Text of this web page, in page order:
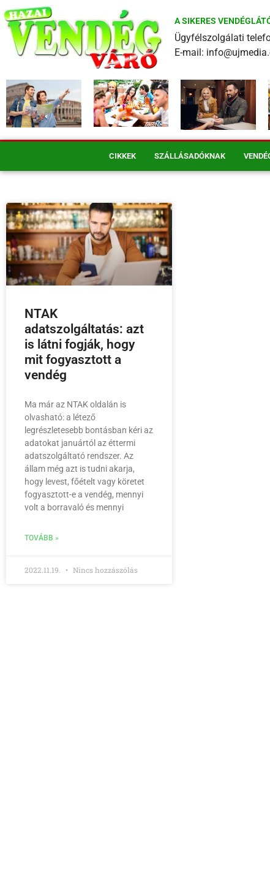
A SIKERES
Ügyfélszolgálati
E-mail:
CIKKEK SZÁLLÁSADÓKNAK
NTAK
adatszolgáltatás: azt
is látni fogják, hogy
mit fogyasztott a
vendég
Ma már az NTAK oldalán is
olvasható: a létező
legrészletesebb bontásban kéri az
adatokat januártól az éttermi
adatszolgáltató rendszer. Az
állam még azt is tudni akarja,
hogy levest, főételt vagy köretet
fogyasztott-e a vendég, mennyi
volt a borravaló és mennyi
TOVÁBB »
2022.11.19. Nincs hozzászólás